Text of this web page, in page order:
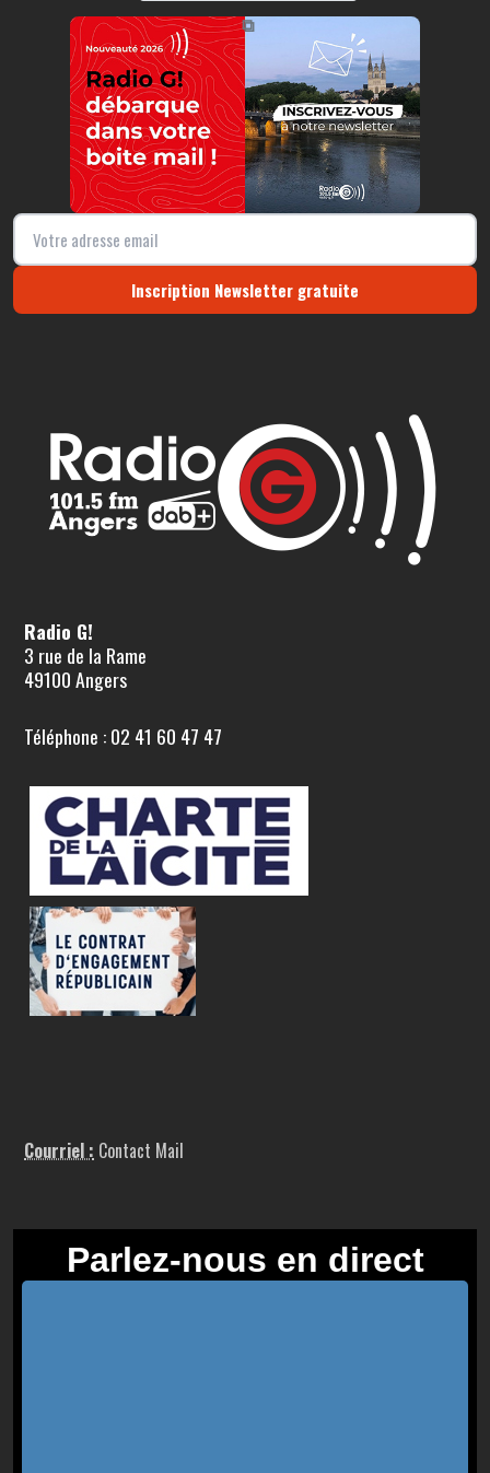
https://radio-g.fr?20444
⧉
Inscription Newsletter gratuite
Radio G!
3 rue de la Rame
49100 Angers
Téléphone : 02 41 60 47 47
Courriel : Contact Mail